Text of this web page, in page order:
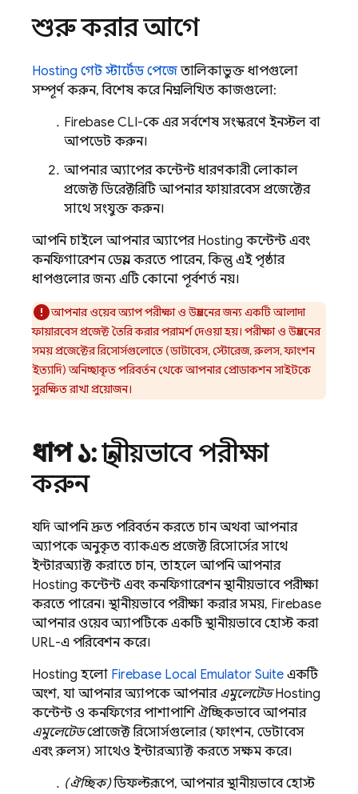
শুরু করার আগে
Hosting গেট স্টার্টেড পেজে তালিকাভুক্ত ধাপগুলো
সম্পূর্ণ করুন, বিশেষ করে নিম্নলিখিত কাজগুলো:
Firebase CLI-কে এর সর্বশেষ সংস্করণে ইনস্টল বা
আপডেট করুন।
আপনার অ্যাপের কন্টেন্ট ধারণকারী লোকাল
প্রজেক্ট ডিরেক্টরিটি আপনার ফায়ারবেস প্রজেক্টের
সাথে সংযুক্ত করুন।
আপনি চাইলে আপনার অ্যাপের Hosting কন্টেন্ট এবং
কনফিগারেশন ডেপ্লয় করতে পারেন, কিন্তু এই পৃষ্ঠার
ধাপগুলোর জন্য এটি কোনো পূর্বশর্ত নয়।
আপনার ওয়েব অ্যাপ পরীক্ষা ও উন্নয়নের জন্য একটি আলাদা
ফায়ারবেস প্রজেক্ট তৈরি করার পরামর্শ দেওয়া হয়। পরীক্ষা ও উন্নয়নের
সময় প্রজেক্টের রিসোর্সগুলোতে (ডাটাবেস, স্টোরেজ, রুলস, ফাংশন
ইত্যাদি) অনিচ্ছাকৃত পরিবর্তন থেকে আপনার প্রোডাকশন সাইটকে
সুরক্ষিত রাখা প্রয়োজন।
ধাপ ১:স্থানীয়ভাবে পরীক্ষা
করুন
যদি আপনি দ্রুত পরিবর্তন করতে চান অথবা আপনার
অ্যাপকে অনুকৃত ব্যাকএন্ড প্রজেক্ট রিসোর্সের সাথে
ইন্টারঅ্যাক্ট করাতে চান, তাহলে আপনি আপনার
Hosting কন্টেন্ট এবং কনফিগারেশন স্থানীয়ভাবে পরীক্ষা
করতে পারেন। স্থানীয়ভাবে পরীক্ষা করার সময়, Firebase
আপনার ওয়েব অ্যাপটিকে একটি স্থানীয়ভাবে হোস্ট করা
URL-এ পরিবেশন করে।
Hosting হলো Firebase Local Emulator Suite একটি
অংশ, যা আপনার অ্যাপকে আপনার এমুলেটেড Hosting
কন্টেন্ট ও কনফিগের পাশাপাশি ঐচ্ছিকভাবে আপনার
এমুলেটেডপ্রোজেক্ট রিসোর্সগুলোর (ফাংশন, ডেটাবেস
এবং রুলস) সাথেও ইন্টারঅ্যাক্ট করতে সক্ষম করে।
(ঐচ্ছিক)ডিফল্টরূপে, আপনার স্থানীয়ভাবে হোস্ট